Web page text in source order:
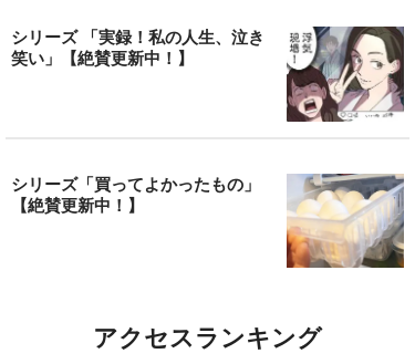
シリーズ 「実録！私の人生、泣き
笑い」【絶賛更新中！】
シリーズ「買ってよかったもの」
【絶賛更新中！】
アクセスランキング